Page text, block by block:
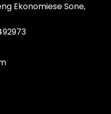
Ekonomiese Sone,